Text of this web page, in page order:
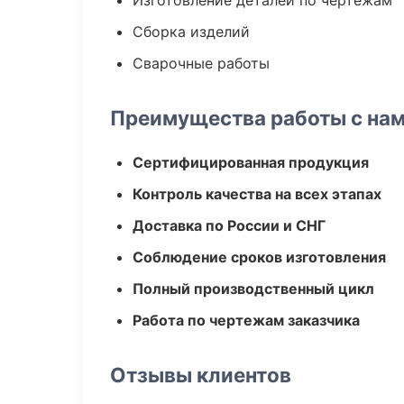
Сборка изделий
Сварочные работы
Преимущества работы с
Сертифицированная продукция
Контроль качества на всех этапах
Доставка по России и СНГ
Соблюдение сроков изготовления
Полный производственный цикл
Работа по чертежам заказчика
Отзывы клиентов